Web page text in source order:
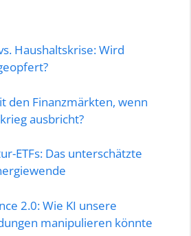
Haushaltskrise: Wird
den Finanzmärkten, wenn
ausbricht?
ETFs: Das unterschätzte
2.0: Wie KI unsere
manipulieren könnte